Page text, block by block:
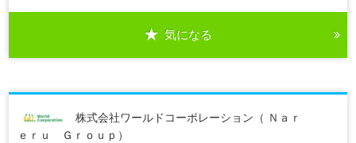
気になる
株式会社ワールドコーポレーション（ Ｎａｒ
ｅｒｕ Ｇｒｏｕｐ）